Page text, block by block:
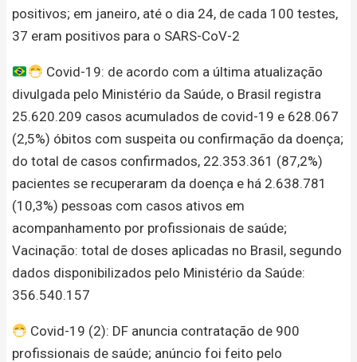
positivos; em janeiro, até o dia 24, de cada 100 testes,
37 eram positivos para o SARS-CoV-2
Covid-19: de acordo com a última atualização
divulgada pelo Ministério da Saúde, o Brasil registra
25.620.209 casos acumulados de covid-19 e 628.067
(2,5%) óbitos com suspeita ou confirmação da doença;
do total de casos confirmados, 22.353.361 (87,2%)
pacientes se recuperaram da doença e há 2.638.781
(10,3%) pessoas com casos ativos em
acompanhamento por profissionais de saúde;
Vacinação: total de doses aplicadas no Brasil, segundo
dados disponibilizados pelo Ministério da Saúde:
356.540.157
Covid-19 (2): DF anuncia contratação de 900
profissionais de saúde; anúncio foi feito pelo